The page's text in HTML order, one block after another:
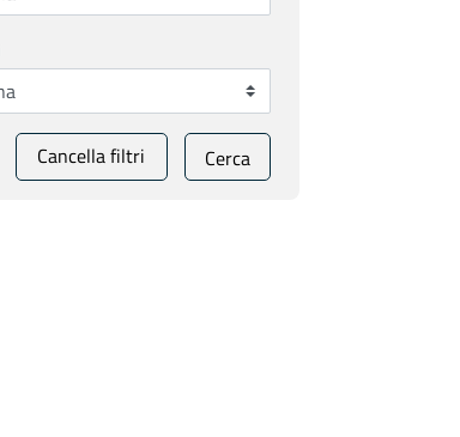
Cancella filtri Cerca